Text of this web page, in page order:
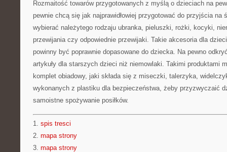
Rozmaitość towarów przygotowanych z myślą o dzieciach na
pewnie chcą się jak najprawidłowiej przygotować do przyjścia na
wybierać należytego rodzaju ubranka, pieluszki, rożki, kocyki,
przewijania czy odpowiednie przewijaki. Takie akcesoria dla
powinny być poprawnie dopasowane do dziecka. Na pewno
artykuły dla starszych dzieci niż niemowlaki. Takimi produktami
komplet obiadowy, jaki składa się z miseczki, talerzyka,
wykonanych z plastiku dla bezpieczeństwa, żeby przyzwyczaić
samoistne spożywanie posiłków.
1. spis tresci
2. mapa strony
3. mapa strony